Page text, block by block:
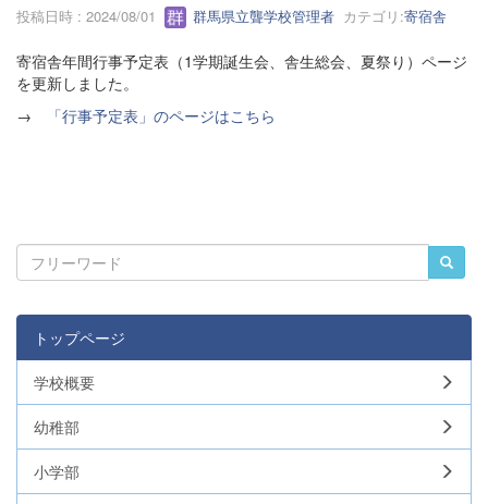
投稿日時 : 2024/08/01 群馬県立聾学校管理者 カテゴリ:寄宿舎
寄宿舎年間行事予定表（1学期誕生会、舎生総会、夏祭り）ページ
を更新しました。
→
「行事予定表」のページはこちら
トップページ
学校概要
幼稚部
小学部